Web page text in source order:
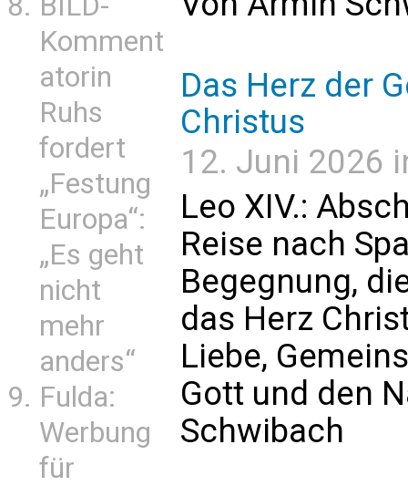
Komment
atorin
Ruhs
fordert
„Festung
Europa“:
„Es geht
nicht
mehr
anders“
Fulda:
Werbung
für
Das Herz der
Christus
12. Juni 2026
Leo XIV.:
Reise nach
Begegnung,
das Herz
Liebe,
Gott und den
Schwibach